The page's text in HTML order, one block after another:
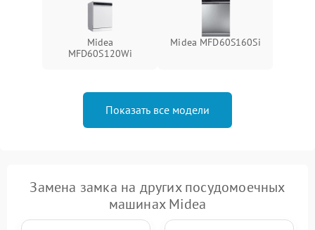
Midea
MFD60S120Wi
Midea MFD60S160Si
Показать все модели
Замена замка на других посудомоечных
машинах Midea